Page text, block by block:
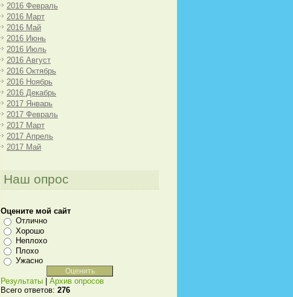
2016 Февраль
2016 Март
2016 Май
2016 Июнь
2016 Июль
2016 Август
2016 Октябрь
2016 Ноябрь
2016 Декабрь
2017 Январь
2017 Февраль
2017 Март
2017 Апрель
2017 Май
Наш опрос
Оцените мой сайт
Отлично
Хорошо
Неплохо
Плохо
Ужасно
Результаты
Архив опросов
Всего ответов: 276